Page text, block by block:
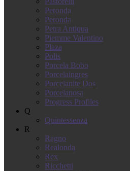
Peronda
Peronda
Petra Antiqua
Piemme Valentino
Plaza
Polis
Porcela Bobo
Porcelaingres
Porcelanite Dos
Porcelanosa
Progress Profiles
Q
Quintessenza
R
Ragno
Realonda
Rex
Ricchetti